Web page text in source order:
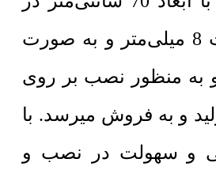
70 و با ضخامت 8 میلی‌متر و به صورت
به منظور نصب بر روی
و به فروش میرسد. با
و سهولت در نصب و